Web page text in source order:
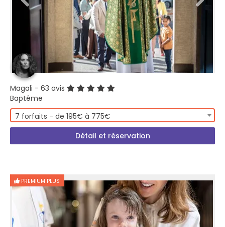
Magali - 63 avis
Baptême
7 forfaits - de 195€ à 775€
Détail et réservation
PREMIUM PLUS